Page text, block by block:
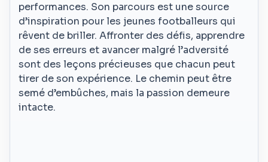
performances. Son parcours est une source
d’inspiration pour les jeunes footballeurs qui
rêvent de briller. Affronter des défis, apprendre
de ses erreurs et avancer malgré l’adversité
sont des leçons précieuses que chacun peut
tirer de son expérience. Le chemin peut être
semé d’embûches, mais la passion demeure
intacte.